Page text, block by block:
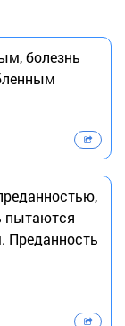
болезнь
пытаются
Преданность